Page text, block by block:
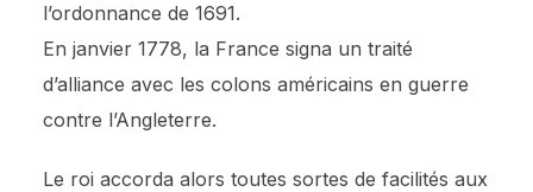
l’ordonnance de 1691.
En janvier 1778, la France signa un traité
d’alliance avec les colons américains en guerre
contre l’Angleterre.
Le roi accorda alors toutes sortes de facilités aux